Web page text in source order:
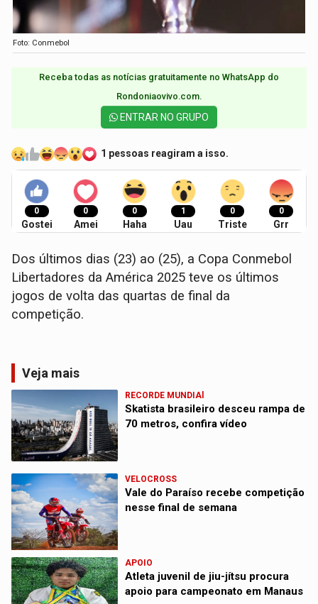
Foto: Conmebol
Receba todas as notícias gratuitamente no WhatsApp do
Rondoniaovivo.com.​
ENTRAR NO GRUPO
1 pessoas reagiram a isso.
0
Gostei
0
Amei
0
Haha
1
Uau
0
Triste
0
Grr
Dos últimos dias (23) ao (25), a Copa Conmebol
Libertadores da América 2025 teve os últimos
jogos de volta das quartas de final da
competição.
Veja mais
RECORDE MUNDIAl
Skatista brasileiro desceu rampa de
70 metros, confira vídeo
VELOCROSS
Vale do Paraíso recebe competição
nesse final de semana
APOIO
Atleta juvenil de jiu-jítsu procura
apoio para campeonato em Manaus